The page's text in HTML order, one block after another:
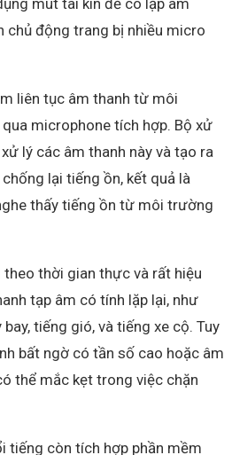
chủ động trang bị nhiều micro
liên tục âm thanh từ môi
microphone tích hợp. Bộ xử
lý các âm thanh này và tạo ra
lại tiếng ồn, kết quả là
thấy tiếng ồn từ môi trường
thời gian thực và rất hiệu
tạp âm có tính lặp lại, như
tiếng gió, và tiếng xe cộ. Tuy
bất ngờ có tần số cao hoặc âm
thể mắc kẹt trong việc chặn
tiếng còn tích hợp phần mềm